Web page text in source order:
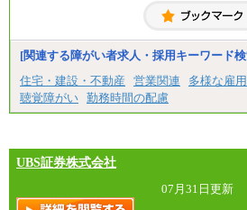
【契約社員】月給200,000円
[関連する障がい者求人・採用キーワード
住宅・建設・不動産
営業関連
多様な雇
聴覚障がい 勤務時間の配慮
UBS証券株式会社
07月31日更新